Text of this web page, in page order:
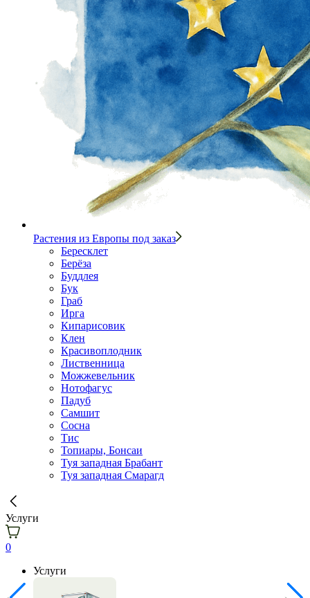
Растения из Европы под заказ
Бересклет
Берёза
Буддлея
Бук
Граб
Ирга
Кипарисовик
Клен
Красивоплодник
Лиственница
Можжевельник
Нотофагус
Падуб
Самшит
Сосна
Тис
Топиары, Бонсаи
Туя западная Брабант
Туя западная Смарагд
Услуги
0
Услуги